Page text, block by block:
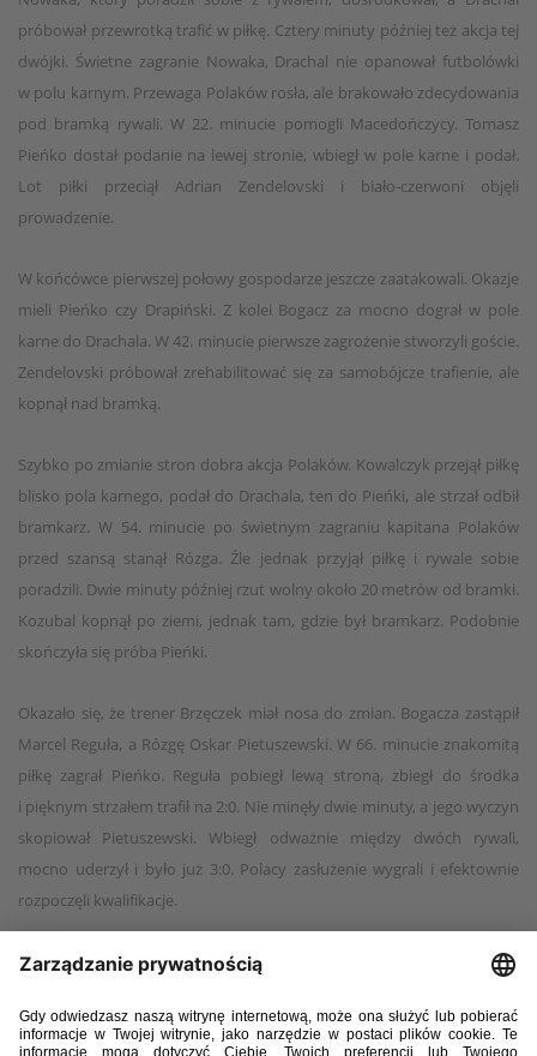
próbował przewrotką trafić w piłkę. Cztery minuty później też akcja tej
dwójki. Świetne zagranie Nowaka, Drachal nie opanował futbolówki
w polu karnym. Przewaga Polaków rosła, ale brakowało zdecydowania
pod bramką rywali. W 22. minucie pomogli Macedończycy. Tomasz
Pieńko dostał podanie na lewej stronie, wbiegł w pole karne i podał.
Lot piłki przeciął Adrian Zendelovski i biało-czerwoni objęli
prowadzenie.
W końcówce pierwszej połowy gospodarze jeszcze zaatakowali. Okazje
mieli Pieńko czy Drapiński. Z kolei Bogacz za mocno dograł w pole
karne do Drachala. W 42. minucie pierwsze zagrożenie stworzyli goście.
Zendelovski próbował zrehabilitować się za samobójcze trafienie, ale
kopnął nad bramką.
Szybko po zmianie stron dobra akcja Polaków. Kowalczyk przejął piłkę
blisko pola karnego, podał do Drachala, ten do Pieńki, ale strzał odbił
bramkarz. W 54. minucie po świetnym zagraniu kapitana Polaków
przed szansą stanął Rózga. Źle jednak przyjął piłkę i rywale sobie
poradzili. Dwie minuty później rzut wolny około 20 metrów od bramki.
Kozubal kopnął po ziemi, jednak tam, gdzie był bramkarz. Podobnie
skończyła się próba Pieńki.
Okazało się, że trener Brzęczek miał nosa do zmian. Bogacza zastąpił
Marcel Reguła, a Rózgę Oskar Pietuszewski. W 66. minucie znakomitą
piłkę zagrał Pieńko. Reguła pobiegł lewą stroną, zbiegł do środka
i pięknym strzałem trafił na 2:0. Nie minęły dwie minuty, a jego wyczyn
skopiował Pietuszewski. Wbiegł odważnie między dwóch rywali,
mocno uderzył i było już 3:0. Polacy zasłużenie wygrali i efektownie
rozpoczęli kwalifikacje.
5 września 2025, Kraków
Bramki: Adrian Zendelovski 22 (samobójcza), Marcel Reguła 65, Oskar